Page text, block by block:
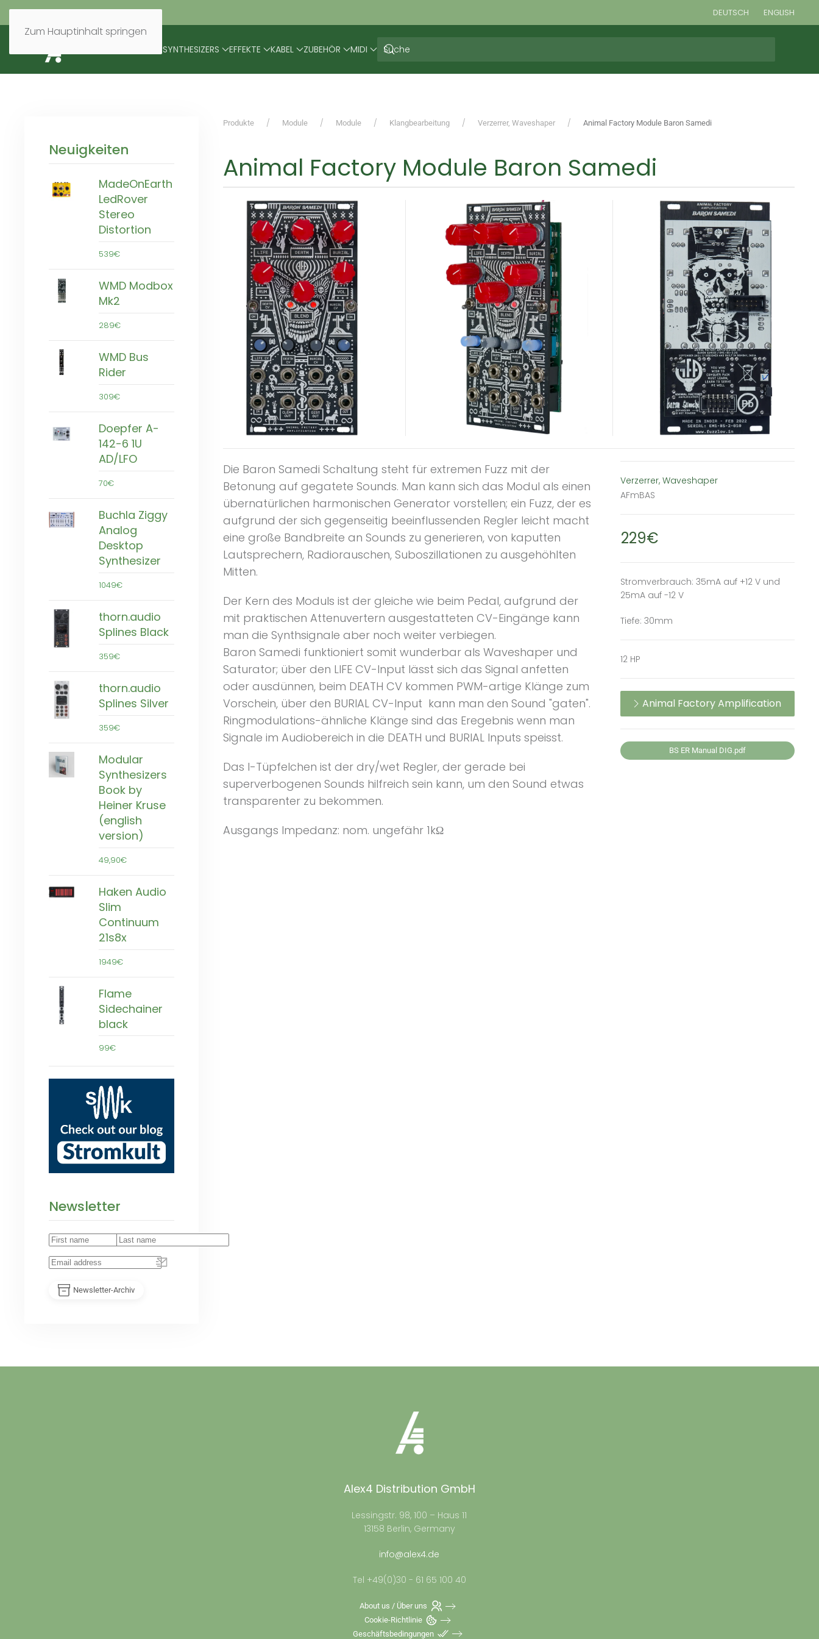
Zum Hauptinhalt springen
DEUTSCH ENGLISH
SYNTHESIZERS EFFEKTE KABEL ZUBEHÖR MIDI
Neuigkeiten
MadeOnEarth
LedRover
Stereo
Distortion
539€
WMD Modbox
Mk2
289€
WMD Bus
Rider
309€
Doepfer A-
142-6 1U
AD/LFO
70€
Buchla Ziggy
Analog
Desktop
Synthesizer
1049€
thorn.audio
Splines Black
359€
thorn.audio
Splines Silver
359€
Modular
Synthesizers
Book by
Heiner Kruse
(english
version)
49,90€
Haken Audio
Slim
Continuum
21s8x
1949€
Flame
Sidechainer
black
99€
Newsletter
Newsletter-Archiv
Produkte Module Module Klangbearbeitung Verzerrer, Waveshaper Animal Factory Module Baron Samedi
Animal Factory Module Baron Samedi
Die Baron Samedi Schaltung steht für extremen Fuzz mit der
Betonung auf gegatete Sounds. Man kann sich das Modul als einen
übernatürlichen harmonischen Generator vorstellen; ein Fuzz, der es
aufgrund der sich gegenseitig beeinflussenden Regler leicht macht
eine große Bandbreite an Sounds zu generieren, von kaputten
Lautsprechern, Radiorauschen, Suboszillationen zu ausgehöhlten
Mitten.
Der Kern des Moduls ist der gleiche wie beim Pedal, aufgrund der
mit praktischen Attenuvertern ausgestatteten CV-Eingänge kann
man die Synthsignale aber noch weiter verbiegen.
Baron Samedi funktioniert somit wunderbar als Waveshaper und
Saturator; über den LIFE CV-Input lässt sich das Signal anfetten
oder ausdünnen, beim DEATH CV kommen PWM-artige Klänge zum
Vorschein, über den BURIAL CV-Input kann man den Sound "gaten".
Ringmodulations-ähnliche Klänge sind das Eregebnis wenn man
Signale im Audiobereich in die DEATH und BURIAL Inputs speisst.
Das I-Tüpfelchen ist der dry/wet Regler, der gerade bei
superverbogenen Sounds hilfreich sein kann, um den Sound etwas
transparenter zu bekommen.
Ausgangs Impedanz: nom. ungefähr 1kΩ
Verzerrer, Waveshaper
AFmBAS
229€
Stromverbrauch: 35mA auf +12 V und
25mA auf -12 V
Tiefe: 30mm
12 HP
Animal Factory Amplification
BS ER Manual DIG.pdf
Alex4 Distribution GmbH
Lessingstr. 98, 100 – Haus 11
13158 Berlin, Germany
info@alex4.de
Tel +49(0)30 - 61 65 100 40
About us / Über uns
Cookie-Richtlinie
Geschäftsbedingungen